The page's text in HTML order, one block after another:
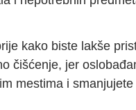
kako biste lakše
čišćenje, jer
mestima i